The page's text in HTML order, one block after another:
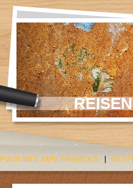
POUR MES AMIS FRANCAIS